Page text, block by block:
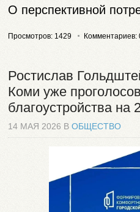
О перспективной
Просмотров: 1429 Комментариев:
Ростислав
Коми уже
благоустройства на
14 МАЯ 2026 В ОБЩЕСТВО